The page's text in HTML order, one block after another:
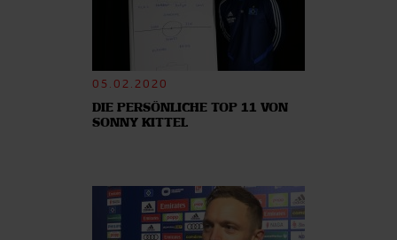
05.02.2020
DIE PERSÖNLICHE TOP 11 VON
SONNY KITTEL